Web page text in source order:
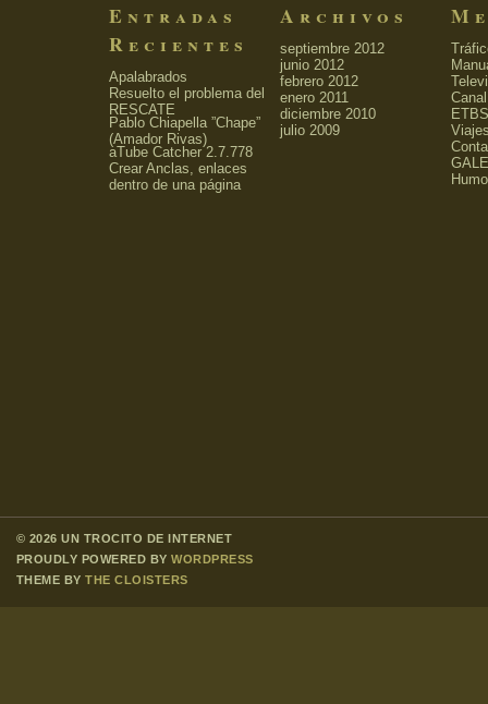
Entradas
Recientes
Apalabrados
Resuelto el problema del
RESCATE
Pablo Chiapella ”Chape”
(Amador Rivas)
aTube Catcher 2.7.778
Crear Anclas, enlaces
dentro de una página
Archivos
septiembre 2012
junio 2012
febrero 2012
enero 2011
diciembre 2010
julio 2009
© 2026 UN TROCITO DE INTERNET
PROUDLY POWERED BYWORDPRESS
THEME BYTHE CLOISTERS